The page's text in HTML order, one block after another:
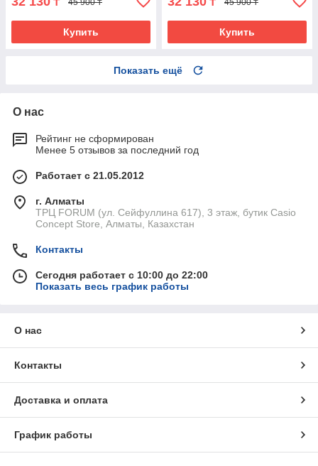
45 900 ₸
Купить
45 900 ₸
Купить
Показать ещё
О нас
Рейтинг не сформирован
Менее 5 отзывов за последний год
Работает с 21.05.2012
г. Алматы
ТРЦ FORUM (ул. Сейфуллина 617), 3 этаж, бутик Casio
Concept Store, Алматы, Казахстан
Контакты
Сегодня работает с 10:00 до 22:00
Показать весь график работы
О нас
Контакты
Доставка и оплата
График работы